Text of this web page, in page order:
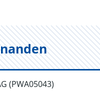
(PWA05043)